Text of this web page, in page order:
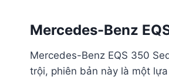
Mercedes-Benz
Mercedes-Benz EQS 350
trội, phiên bản này là một